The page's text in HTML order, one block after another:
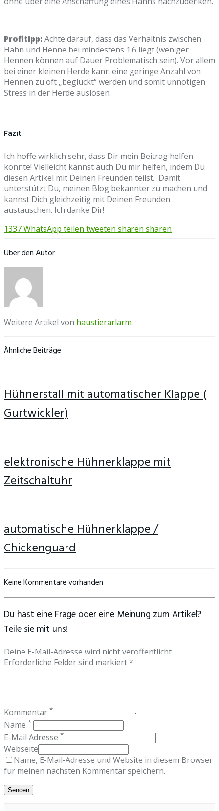
Profitipp: Achte darauf, dass das Verhältnis zwischen
Hahn und Henne bei mindestens 1:6 liegt (weniger
Hennen können auf Dauer Problematisch sein). Vor allem
bei einer kleinen Herde kann eine geringe Anzahl von
Hennen zu oft „beglückt“ werden und somit unnötigen
Stress in der Herde auslösen.
Fazit
Ich hoffe wirklich sehr, dass Dir mein Beitrag helfen
konnte! Vielleicht kannst auch Du mir helfen, indem Du
diesen Artikel mit Deinen Freunden teilst. Damit
unterstützt Du, meinen Blog bekannter zu machen und
kannst Dich gleichzeitig mit Deinen Freunden
austauschen. Ich danke Dir!
1337WhatsApp teilen tweeten sharen sharen
Über den Autor
Weitere Artikel von haustierarlarm.
Ähnliche Beiträge
Hühnerstall mit automatischer Klappe (
Gurtwickler)
elektronische Hühnerklappe mit
Zeitschaltuhr
automatische Hühnerklappe /
Chickenguard
Keine Kommentare vorhanden
Du hast eine Frage oder eine Meinung zum Artikel?
Teile sie mit uns!
Deine E-Mail-Adresse wird nicht veröffentlicht.
Erforderliche Felder sind markiert *
Kommentar *
Name *
E-Mail Adresse *
Webseite
Name, E-Mail-Adresse und Website in diesem Browser
für meinen nächsten Kommentar speichern.